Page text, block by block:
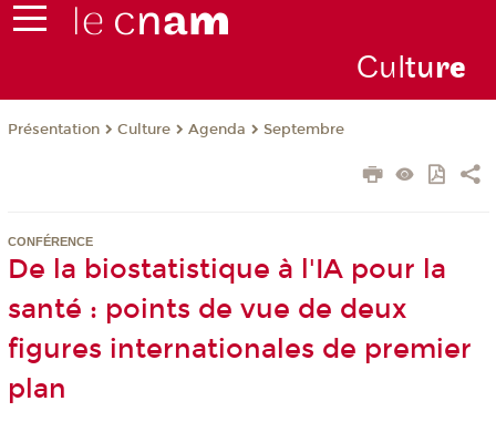
Culture
Présentation Culture Agenda Septembre
CONFÉRENCE
De la biostatistique à l'IA pour la
santé : points de vue de deux
figures internationales de premier
plan